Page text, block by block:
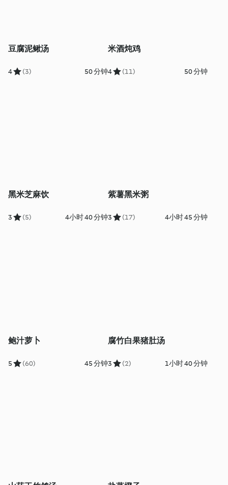
豆腐泥鳅汤
4 (3) 50 分钟
米酒炖鸡
4 (11) 50 分钟
黑米芝麻饮
3 (5) 4小时 40 分钟
紫薯黑米粥
3 (17) 4小时 45 分钟
鲍汁萝卜
5 (60) 45 分钟
腐竹白果猪肚汤
3 (2) 1小时 40 分钟